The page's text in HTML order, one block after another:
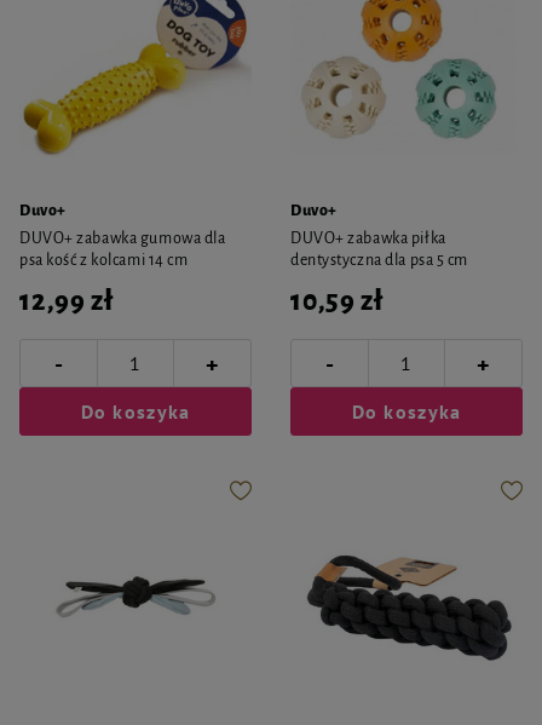
Duvo+
DUVO+ zabawka gumowa dla
psa kość z kolcami 14 cm
12,99 zł
- +
Do koszyka
Duvo+
DUVO+ zabawka piłka
dentystyczna dla psa 5 cm
10,59 zł
- +
Do koszyka